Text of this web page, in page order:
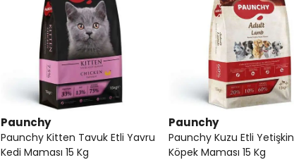
Paunchy
Paunchy Kitten Tavuk Etli Yavru
Kedi Maması 15 Kg
Paunchy
Paunchy Kuzu Etli Yetişkin
Köpek Maması 15 Kg